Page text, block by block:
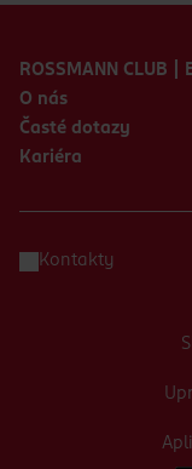
ROSSMANN CLUB |
O nás
Časté dotazy
Kariéra
Kontakty